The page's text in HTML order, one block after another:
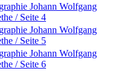
Johann Wolfgang
/ Seite 4
Johann Wolfgang
/ Seite 5
Johann Wolfgang
/ Seite 6